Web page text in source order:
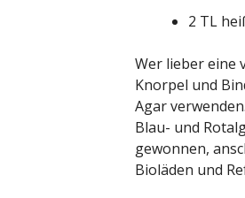
2 TL
Wer lieber eine
Knorpel und
Agar
Blau- und
gewonnen,
Bioläden und